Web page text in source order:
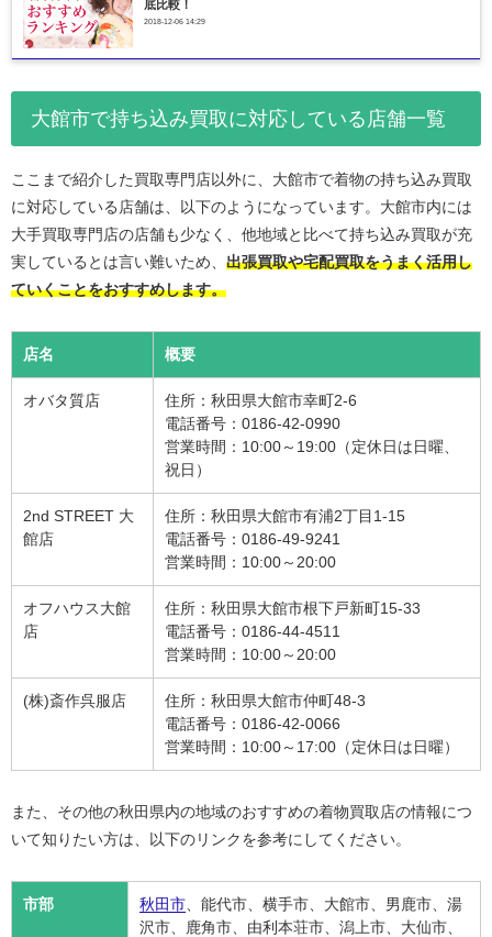
底比較！
2018-12-06 14:29
大館市で持ち込み買取に対応している店舗一覧
ここまで紹介した買取専門店以外に、大館市で着物の持ち込み買取
に対応している店舗は、以下のようになっています。大館市内には
大手買取専門店の店舗も少なく、他地域と比べて持ち込み買取が充
実しているとは言い難いため、 出張買取や宅配買取をうまく活用し
ていくことをおすすめします。
店名 概要
オバタ質店
住所：秋田県大館市幸町2-6
電話番号：0186-42-0990
営業時間：10:00～19:00（定休日は日曜、
祝日）
2nd STREET 大
館店
住所：秋田県大館市有浦2丁目1-15
電話番号：0186-49-9241
営業時間：10:00～20:00
オフハウス大館
店
住所：秋田県大館市根下戸新町15-33
電話番号：0186-44-4511
営業時間：10:00～20:00
(株)斎作呉服店
住所：秋田県大館市仲町48-3
電話番号：0186-42-0066
営業時間：10:00～17:00（定休日は日曜）
また、その他の秋田県内の地域のおすすめの着物買取店の情報につ
いて知りたい方は、以下のリンクを参考にしてください。
市部 秋田市 、能代市、横手市、大館市、男鹿市、湯
沢市、鹿角市、由利本荘市、潟上市、大仙市、